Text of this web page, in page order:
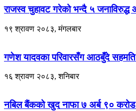
राजस्व चुहावट गरेको भन्दै ५ जनाविरुद्ध
१९ श्रावण २०८३, मंगलबार
गणेश यादवका परिवारसँग आठबुँदे
१६ श्रावण २०८३, शनिबार
नबिल बैंकको खुद नाफा ७ अर्ब ९०